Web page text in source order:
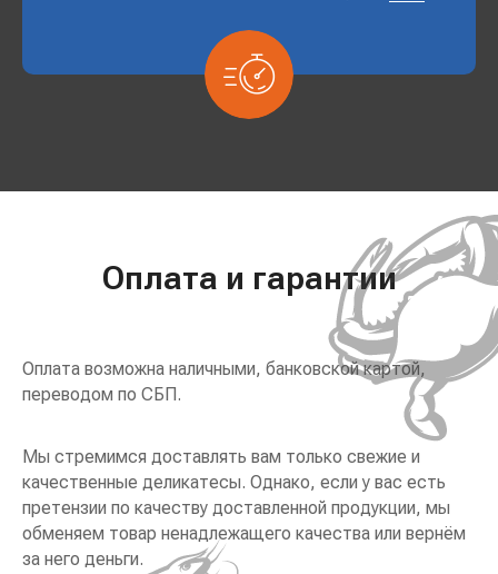
Оплата и гарантии
Оплата возможна наличными, банковской картой,
переводом по СБП.
Мы стремимся доставлять вам только свежие и
качественные деликатесы. Однако, если у вас есть
претензии по качеству доставленной продукции, мы
обменяем товар ненадлежащего качества или вернём
за него деньги.